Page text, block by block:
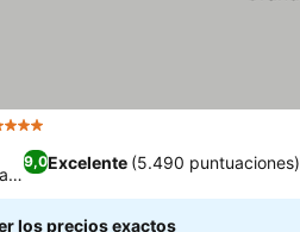
9,0Excelente (5.490 puntuaciones)
los precios exactos